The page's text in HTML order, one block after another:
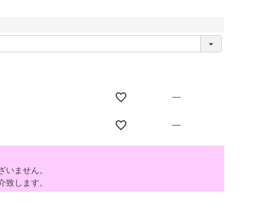
—
—
ません。
致します。